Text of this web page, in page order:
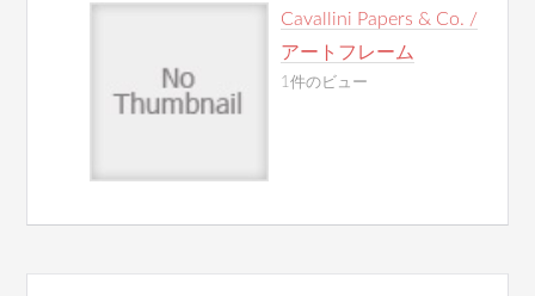
Cavallini Papers & Co. /
アートフレーム
1件のビュー